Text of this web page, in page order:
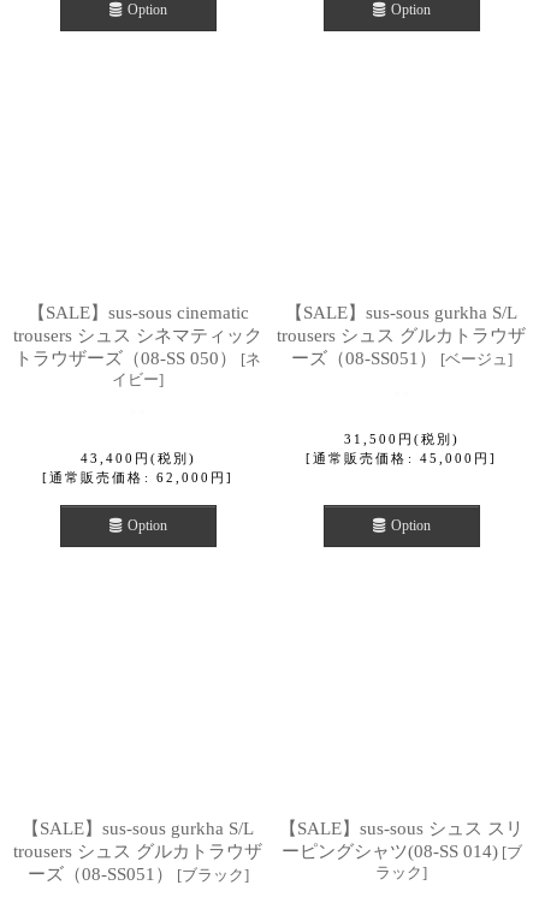
Option Option
【SALE】sus-sous cinematic
trousers シュス シネマティック
トラウザーズ（08-SS 050）
[ネ
イビー]
43,400 円 (税別)
[通常販売価格 : 62,000 円 ]
Option
【SALE】sus-sous gurkha S/L
trousers シュス グルカトラウザ
ーズ（08-SS051）
[ベージュ ]
31,500 円 (税別)
[通常販売価格 : 45,000 円 ]
Option
【SALE】sus-sous gurkha S/L
trousers シュス グルカトラウザ
ーズ（08-SS051）
[ブラック]
【SALE】sus-sous シュス スリ
ーピングシャツ(08-SS 014) [ブ
ラック]